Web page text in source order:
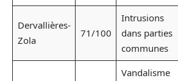
Dervallières-
Zola
71/100
Intrusions
dans parties
communes
Vandalisme